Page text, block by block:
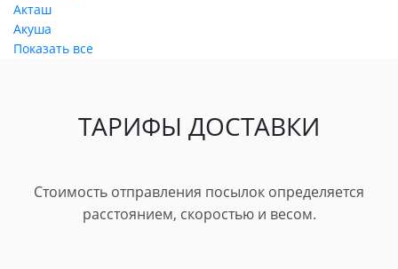
Акташ
Акуша
Показать все
ТАРИФЫ ДОСТАВКИ
Стоимость отправления посылок определяется
расстоянием, скоростью и весом.